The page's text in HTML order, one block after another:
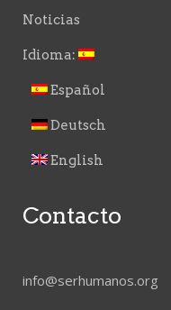
Noticias
Idioma:
Español
Deutsch
English
Contacto
info@serhumanos.org